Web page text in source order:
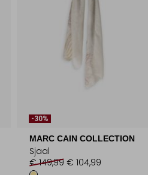
-30%
MARC CAIN COLLECTION
Sjaal
€ 149,99 € 104,99